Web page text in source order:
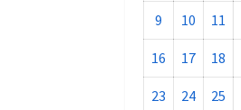
9 10 11
16 17 18
23 24 25